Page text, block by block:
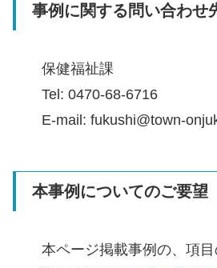
事例に関する問い合わせ
保健福祉課
Tel: 0470-68-6716
E-mail: fukushi@town-
本事例についてのご要望
本ページ掲載事例の、項